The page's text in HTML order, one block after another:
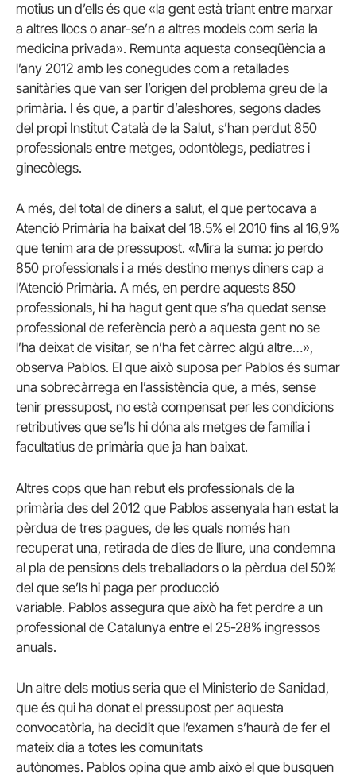
motius un d’ells és que «la gent està triant entre marxar
a altres llocs o anar-se’n a altres models com seria la
medicina privada». Remunta aquesta conseqüència a
l’any 2012 amb les conegudes com a retallades
sanitàries que van ser l’origen del problema greu de la
primària. I és que, a partir d’aleshores, segons dades
del propi Institut Català de la Salut, s’han perdut 850
professionals entre metges, odontòlegs, pediatres i
ginecòlegs.
A més, del total de diners a salut, el que pertocava a
Atenció Primària ha baixat del 18.5% el 2010 fins al 16,9%
que tenim ara de pressupost. «Mira la suma: jo perdo
850 professionals i a més destino menys diners cap a
l’Atenció Primària. A més, en perdre aquests 850
professionals, hi ha hagut gent que s’ha quedat sense
professional de referència però a aquesta gent no se
l’ha deixat de visitar, se n’ha fet càrrec algú altre…»,
observa Pablos. El que això suposa per Pablos és sumar
una sobrecàrrega en l’assistència que, a més, sense
tenir pressupost, no està compensat per les condicions
retributives que se’ls hi dóna als metges de família i
facultatius de primària que ja han baixat.
Altres cops que han rebut els professionals de la
primària des del 2012 que Pablos assenyala han estat la
pèrdua de tres pagues, de les quals només han
recuperat una, retirada de dies de lliure, una condemna
al pla de pensions dels treballadors o la pèrdua del 50%
del que se’ls hi paga per producció
variable. Pablos assegura que això ha fet perdre a un
professional de Catalunya entre el 25-28% ingressos
anuals.
Un altre dels motius seria que el Ministerio de Sanidad,
que és qui ha donat el pressupost per aquesta
convocatòria, ha decidit que l’examen s’haurà de fer el
mateix dia a totes les comunitats
autònomes. Pablos opina que amb això el que busquen